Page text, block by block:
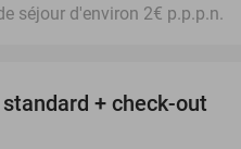
séjour d'environ 2€ p.p.p.n.
39%
+ check-out